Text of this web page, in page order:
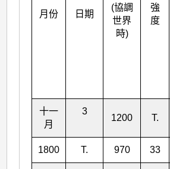
月份 日期
(協調
世界
時)
強
度
十一
月
3
1200 T.
1800 T. 970 33